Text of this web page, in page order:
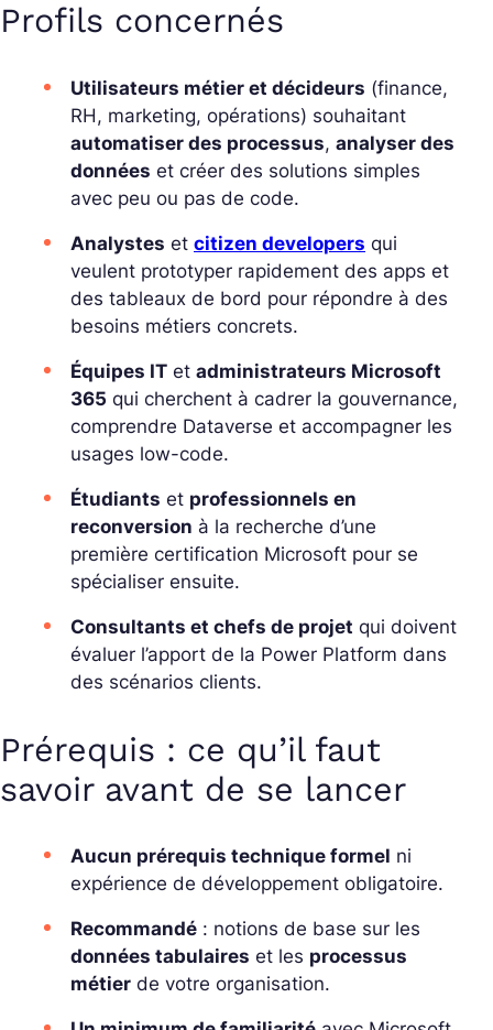
Profils concernés
Utilisateurs métier et décideurs (finance,
RH, marketing, opérations) souhaitant
automatiser des processus, analyser des
données et créer des solutions simples
avec peu ou pas de code.
Analystes et citizen developers qui
veulent prototyper rapidement des apps et
des tableaux de bord pour répondre à des
besoins métiers concrets.
Équipes IT et administrateurs Microsoft
365 qui cherchent à cadrer la gouvernance,
comprendre Dataverse et accompagner les
usages low-code.
Étudiants et professionnels en
reconversion à la recherche d’une
première certification Microsoft pour se
spécialiser ensuite.
Consultants et chefs de projet qui doivent
évaluer l’apport de la Power Platform dans
des scénarios clients.
Prérequis : ce qu’il faut
savoir avant de se lancer
Aucun prérequis technique formel ni
expérience de développement obligatoire.
Recommandé : notions de base sur les
données tabulaires et les processus
métier de votre organisation.